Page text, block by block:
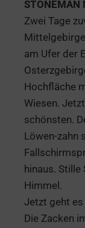
STONEMAN
Zwei Tage
am Ufer der
Hochfläche
Wiesen.
schönsten.
Löwen-zahn
hinaus.
Himmel.
Jetzt geht es
Die Zacken